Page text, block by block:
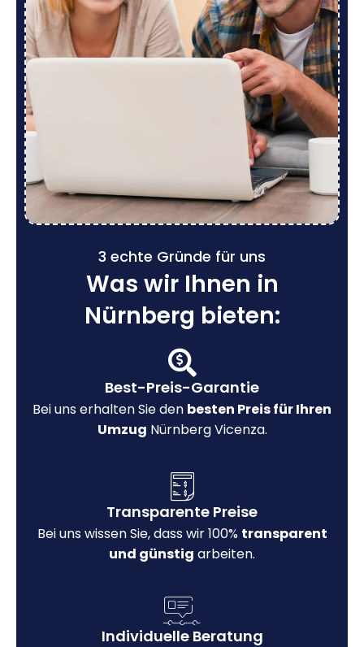
3 echte Gründe für uns
Was wir Ihnen in
Nürnberg bieten:
Best-Preis-Garantie
Bei uns erhalten Sie den besten Preis für Ihren
Umzug Nürnberg Vicenza.
Transparente Preise
Bei uns wissen Sie, dass wir 100% transparent
und günstig arbeiten.
Individuelle Beratung